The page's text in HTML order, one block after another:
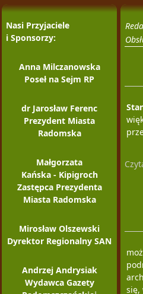
Nasi Przyjaciele
i Sponsorzy:
Anna Milczanowska
Poseł na Sejm RP
dr Jarosław Ferenc
Prezydent Miasta
Radomska
Małgorzata
Kańska - Kipigroch
Zastępca Prezydenta
Miasta Radomska
Mirosław Olszewski
Dyrektor Regionalny SAN
Andrzej Andrysiak
Wydawca Gazety
się,